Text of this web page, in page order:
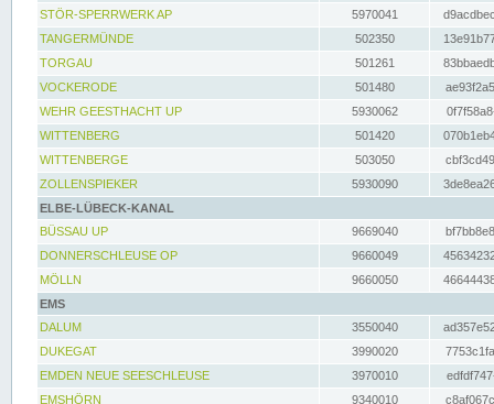
STÖR-SPERRWERK AP 5970041
TANGERMÜNDE
502350
TORGAU
501261
VOCKERODE
501480
WEHR GEESTHACHT UP
5930062
WITTENBERG
501420
WITTENBERGE
503050
ZOLLENSPIEKER
5930090
ELBE-LÜBECK-KANAL
BÜSSAU UP
9669040
DONNERSCHLEUSE OP
9660049
MÖLLN
9660050
EMS
DALUM
3550040
DUKEGAT
3990020
EMDEN NEUE SEESCHLEUSE
3970010
EMSHÖRN
9340010